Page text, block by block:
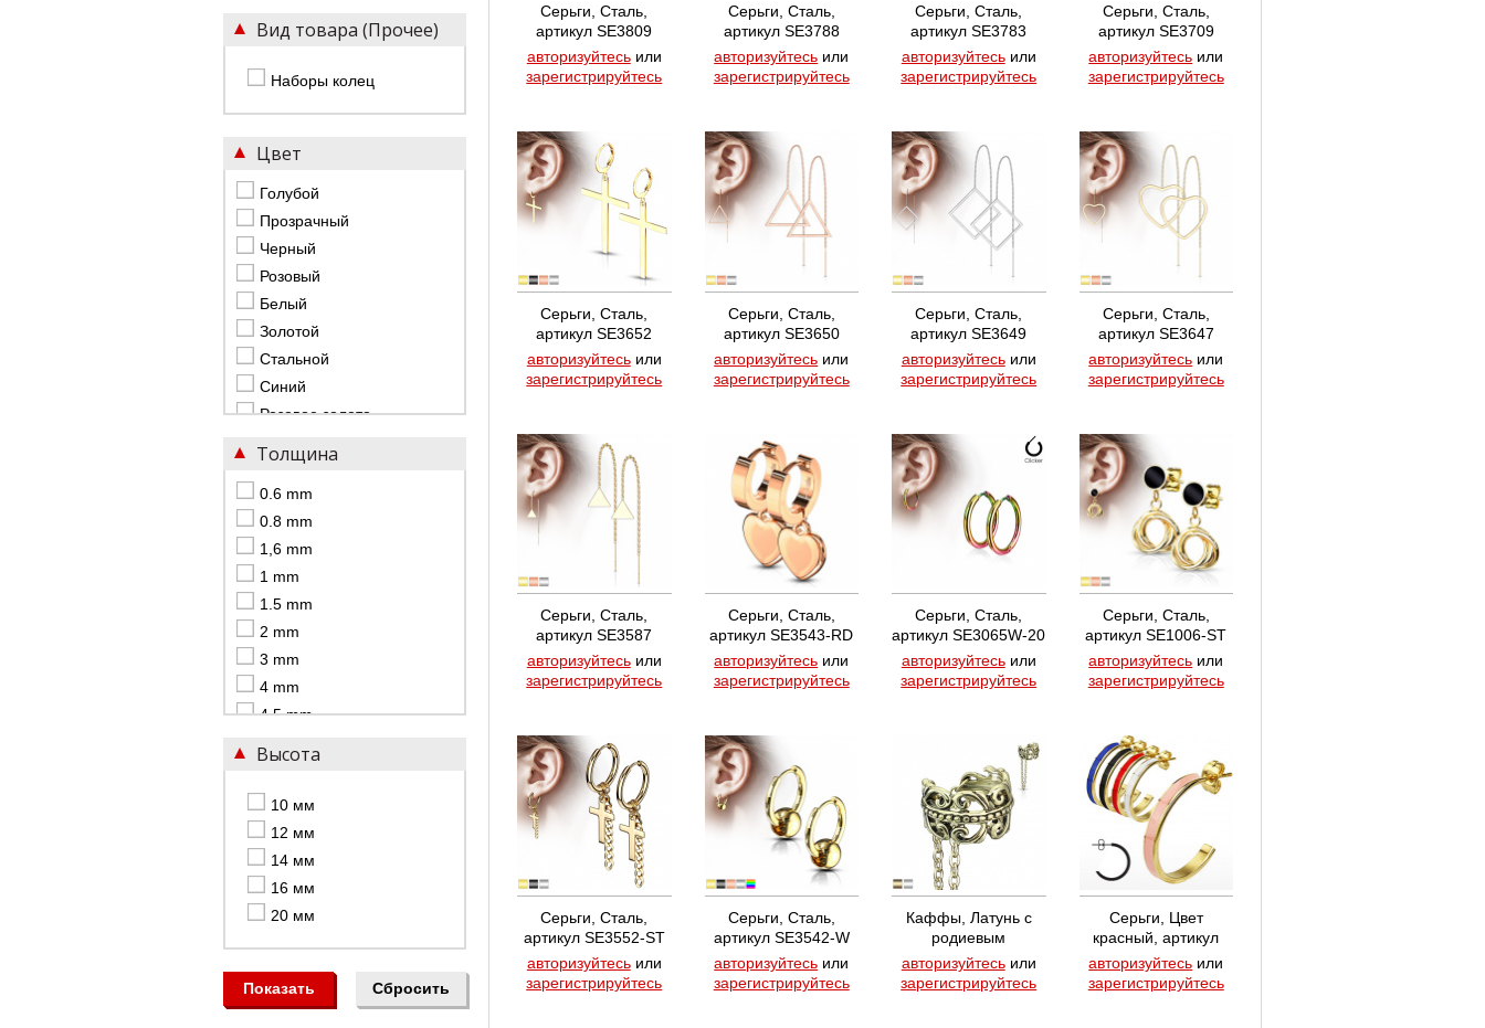
16 mm
17 mm
33 mm
Вид товара (Прочее)
Наборы колец
Цвет
Голубой
Прозрачный
Черный
Розовый
Белый
Золотой
Стальной
Синий
Розовое золото
Радуга
Толщина
0.6 mm
0.8 mm
1,6 mm
1 mm
1.5 mm
2 mm
3 mm
4 mm
4.5 mm
7 mm
8 mm
Высота
10 мм
12 мм
14 мм
16 мм
20 мм
Показать Сбросить
Серьги, Сталь,
артикул SE3809
авторизуйтесьили
зарегистрируйтесь
Серьги, Сталь,
артикул SE3788
авторизуйтесь или
зарегистрируйтесь
Серьги, Сталь,
артикул SE3783
авторизуйтесьили
зарегистрируйтесь
Серьги, Сталь,
артикул SE3709
авторизуйтесь или
зарегистрируйтесь
Серьги, Сталь,
артикул SE3652
авторизуйтесьили
зарегистрируйтесь
Серьги, Сталь,
артикул SE3650
авторизуйтесь или
зарегистрируйтесь
Серьги, Сталь,
артикул SE3649
авторизуйтесьили
зарегистрируйтесь
Серьги, Сталь,
артикул SE3647
авторизуйтесь или
зарегистрируйтесь
Серьги, Сталь,
артикул SE3587
авторизуйтесьили
зарегистрируйтесь
Серьги, Сталь,
артикул SE3543-RD
авторизуйтесь или
зарегистрируйтесь
Серьги, Сталь,
артикул SE3065W-20
авторизуйтесьили
зарегистрируйтесь
Серьги, Сталь,
артикул SE1006-ST
авторизуйтесь или
зарегистрируйтесь
Серьги, Сталь,
артикул SE3552-ST
авторизуйтесьили
зарегистрируйтесь
Серьги, Сталь,
артикул SE3542-W
авторизуйтесь или
зарегистрируйтесь
Каффы, Латунь с
родиевым
покрытием, артикул
EC19441-BUS
авторизуйтесьили
зарегистрируйтесь
Серьги, Цвет
красный, артикул
SSEQ-4235R
авторизуйтесь или
зарегистрируйтесь